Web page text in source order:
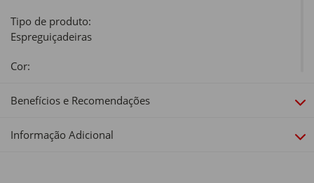
Tipo de produto:
Espreguiçadeiras
Cor:
Benefícios e Recomendações
Informação Adicional